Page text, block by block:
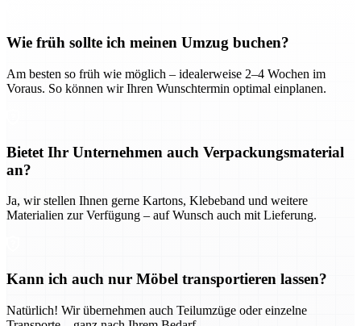
Wie früh sollte ich meinen Umzug buchen?
Am besten so früh wie möglich – idealerweise 2–4 Wochen im
Voraus. So können wir Ihren Wunschtermin optimal einplanen.
Bietet Ihr Unternehmen auch Verpackungsmaterial
an?
Ja, wir stellen Ihnen gerne Kartons, Klebeband und weitere
Materialien zur Verfügung – auf Wunsch auch mit Lieferung.
Kann ich auch nur Möbel transportieren lassen?
Natürlich! Wir übernehmen auch Teilumzüge oder einzelne